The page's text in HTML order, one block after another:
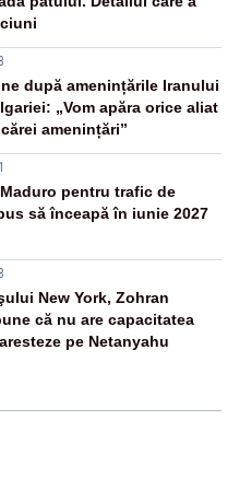
după amenințările Iranului
„Vom apăra orice aliat
amenințări”
pentru trafic de
să înceapă în iunie 2027
New York, Zohran
că nu are capacitatea
pe Netanyahu